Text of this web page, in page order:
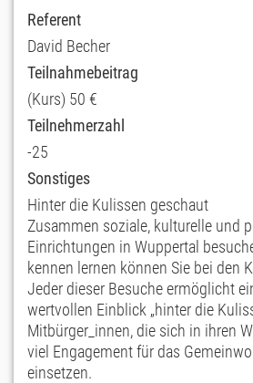
Referent
David Becher
Teilnahmebeitrag
(Kurs) 50 €
Teilnehmerzahl
-25
Sonstiges
Hinter die Kulissen geschaut
Zusammen soziale, kulturelle und
Einrichtungen in Wuppertal
kennen lernen können Sie bei den
Jeder dieser Besuche ermöglicht
wertvollen Einblick „hinter die
Mitbürger_innen, die sich in ihren
viel Engagement für das
einsetzen.